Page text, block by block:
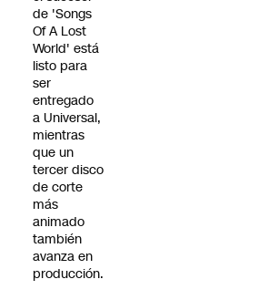
de 'Songs
Of A Lost
World' está
listo para
ser
entregado
a Universal,
mientras
que un
tercer disco
de corte
más
animado
también
avanza en
producción.